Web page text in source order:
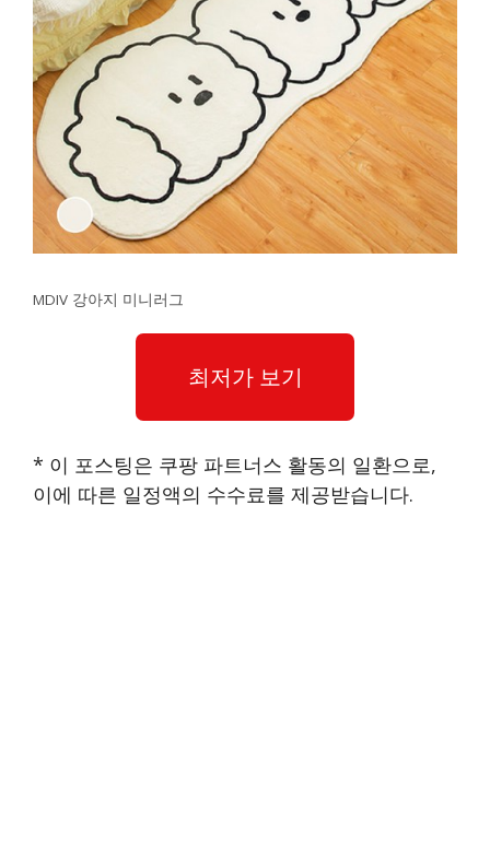
MDIV 강아지 미니러그
최저가 보기
* 이 포스팅은 쿠팡 파트너스 활동의 일환으로,
이에 따른 일정액의 수수료를 제공받습니다.